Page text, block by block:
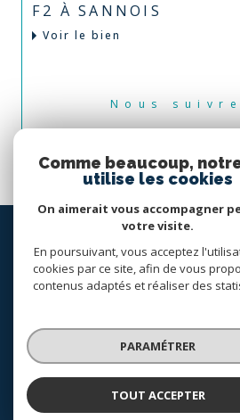
F2 À SANNOIS
Voir le bien
Nous
© 2026 | TOUS DROITS RÉSERVÉS |
NOS HONORAIRES
PLAN DU SITE MENTIONS
POLITIQUE RGPD
Comme beaucoup,
utilise les cookies
On aimerait vous accompagner
votre visite.
En poursuivant, vous acceptez
cookies par ce site, afin de vous
contenus adaptés et réaliser des
PARAMÉTRER
TOUT ACCEPTER